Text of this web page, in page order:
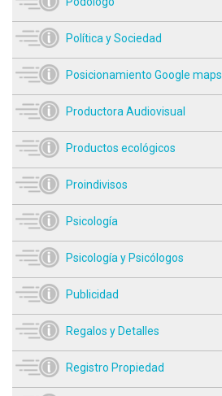
Política y Sociedad
Posicionamiento Google maps
Productora Audiovisual
Productos ecológicos
Proindivisos
Psicología
Psicología y Psicólogos
Publicidad
Regalos y Detalles
Registro Propiedad